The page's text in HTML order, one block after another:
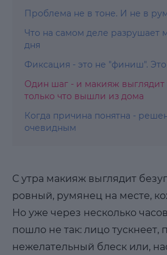
Проблема не в тоне. И не в
Что на самом деле разрушает
дня
Фиксация - это не "финиш".
Один шаг - и макияж выглядит
только что вышли из дома
Когда причина понятна -
очевидным
С утра макияж выглядит
ровный, румянец на месте,
Но уже через несколько
пошло не так: лицо тускнеет,
нежелательный блеск или,